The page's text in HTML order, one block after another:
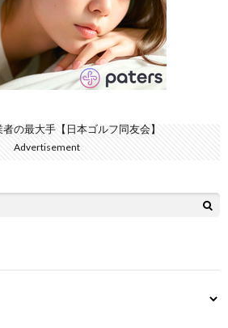
の最大手【日本ゴルフ同友会】
Advertisement